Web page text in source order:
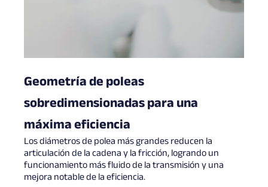
Geometría de poleas
sobredimensionadas para una
máxima eficiencia
Los diámetros de polea más grandes reducen la
articulación de la cadena y la fricción, logrando un
funcionamiento más fluido de la transmisión y una
mejora notable de la eficiencia.